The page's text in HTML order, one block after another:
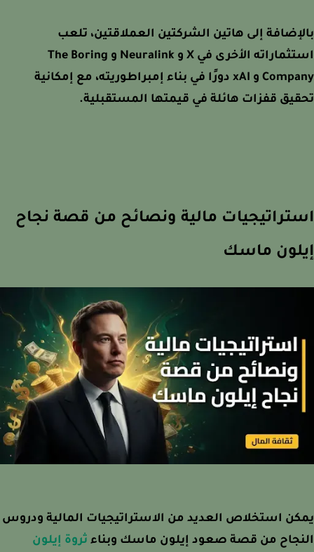
إلى هاتين الشركتين العملاقتين، تلعب
استثماراته الأخرى في X و Neuralink و The Boring
Company و xAI دورًا في بناء إمبراطوريته، مع إمكانية
قفزات هائلة في قيمتها المستقبلية.
مالية ونصائح من قصة نجاح
ماسك
استخلاص العديد من الاستراتيجيات المالية ودروس
من قصة صعود إيلون ماسك وبناءثروة إيلون